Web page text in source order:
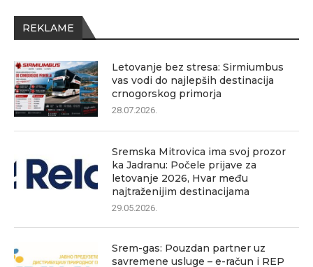
REKLAME
Letovanje bez stresa: Sirmiumbus
vas vodi do najlepših destinacija
crnogorskog primorja
28.07.2026.
Sremska Mitrovica ima svoj prozor
ka Jadranu: Počele prijave za
letovanje 2026, Hvar među
najtraženijim destinacijama
29.05.2026.
Srem-gas: Pouzdan partner uz
savremene usluge – e-račun i REP